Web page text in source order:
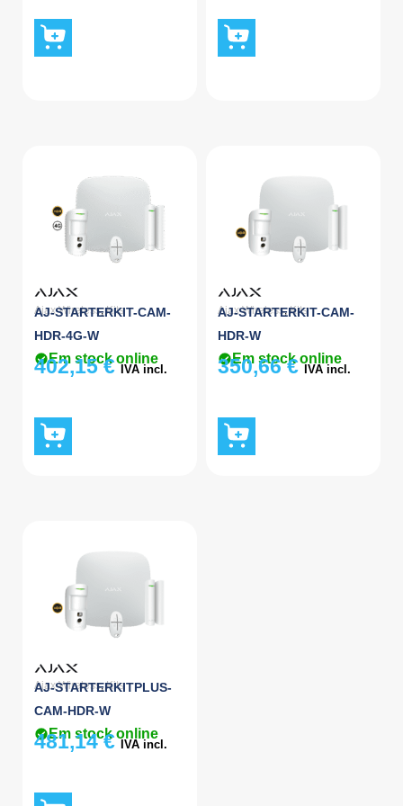
Ajax Wireless,Kits
AJ-STARTERKIT-CAM-
HDR-4G-W
Em stock online
402,15€ IVA incl.
Ajax Wireless,Kits
AJ-STARTERKIT-CAM-
HDR-W
Em stock online
350,66€ IVA incl.
Ajax Wireless,Kits
AJ-STARTERKITPLUS-
CAM-HDR-W
Em stock online
481,14€ IVA incl.